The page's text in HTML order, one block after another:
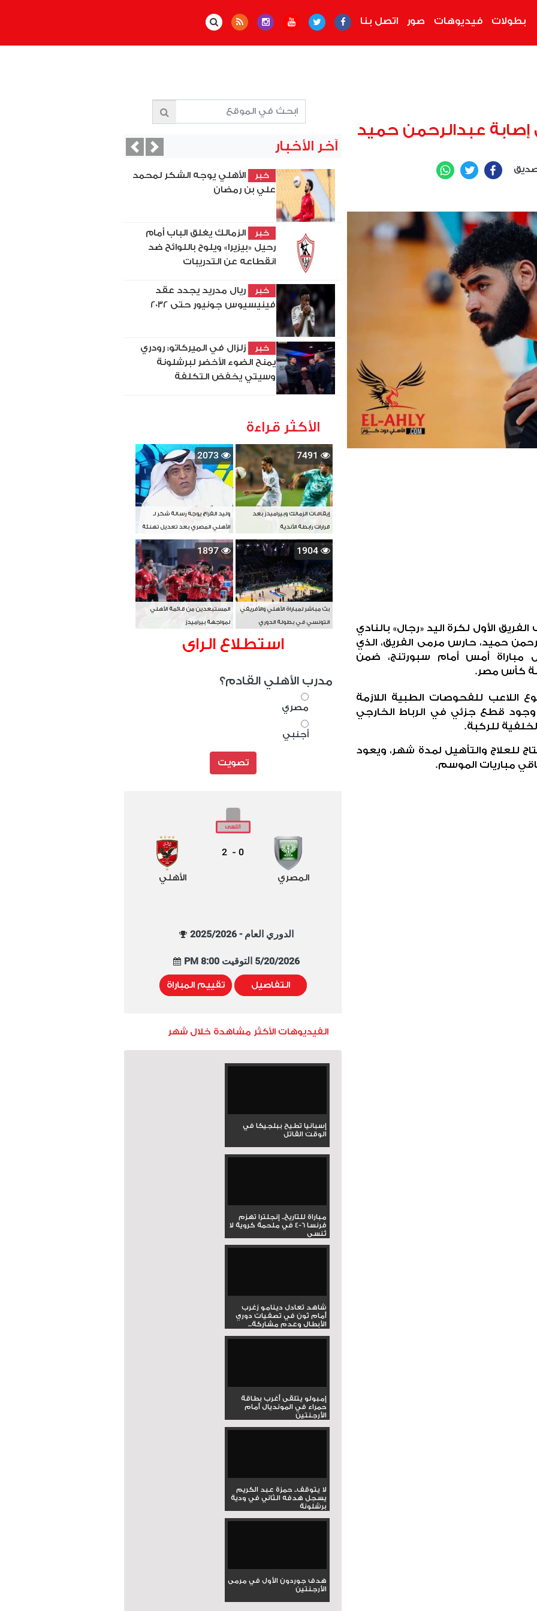
بطولات فيديوهات صور اتصل بنا
عبدالرحمن حميد
Facebook
Twitter
الأول لكرة اليد «رجال» بالنادي
حميد، حارس مرمى الفريق، الذي
مباراة أمس أمام سبورتنج، ضمن
كأس مصر .
اللاعب للفحوصات الطبية اللازمة
وجود قطع جزئي في الرباط الخارجي
للركبة.
للعلاج والتأهيل لمدة شهر، ويعود
مباريات الموسم.
آخر الأخبار
خبر
الأهلي يوجه الشكر لمحمد
علي بن رمضان
خبر
الزمالك يغلق الباب أمام
رحيل «بيزيرا» ويلوح باللوائح ضد
انقطاعه عن التدريبات
خبر
ريال مدريد يجدد عقد
فينيسيوس جونيور حتى 2032
خبر
زلزال في الميركاتو: رودري
يمنح الضوء الأخضر لبرشلونة
وسيتي يخفض التكلفة
PreviousNext
الأكثر قراءة
7491
إيقافات الزمالك وبيراميدز بعد
قرارات رابطة الأندية
2073
وليد الفراج يوجه رسالة شكر لـ
الأهلي المصري بعد تعديل تهنئة
بطل آسيا
1904
بث مباشر لمباراة الأهلي والأفريقي
التونسي في بطولة الدوري
1897
المستبعدين من قائمة الأهلي
لمواجهة بيراميدز
استطلاع الراى
مدرب الأهلي القادم؟
مصري
أجنبي
تصويت
المصري
0
-
2
الأهلي
الدوري العام - 2025/2026
5/20/2026 التوقيت 8:00 PM
التفاصيل تقييم المباراة
الفيديوهات الأكثر مشاهدة خلال شهر
إسبانيا تطيح ببلجيكا في
الوقت القاتل
مباراة للتاريخ.. إنجلترا تهزم
فرنسا 6-4 في ملحمة كروية لا
تُنسى
شاهد تعادل دينامو زغرب
أمام ثون في تصفيات دوري
الأبطال وعدم مشاركة...
إمبولو يتلقى أغرب بطاقة
حمراء في المونديال أمام
الأرجنتين
لا يتوقف.. حمزة عبد الكريم
يسجل هدفه الثاني في ودية
برشلونة
هدف جوردون الأول في مرمى
الأرجنتين